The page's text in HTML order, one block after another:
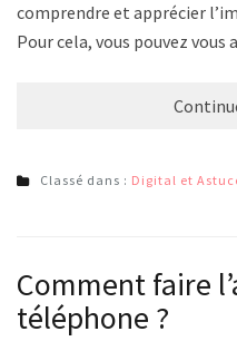
comprendre et apprécier
Pour cela, vous pouvez
Classé dans : Digital et
Comment faire
téléphone ?